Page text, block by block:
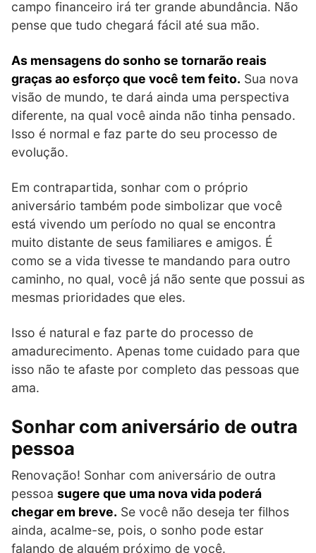
campo financeiro irá ter grande abundância. Não
pense que tudo chegará fácil até sua mão.
As mensagens do sonho se tornarão reais
graças ao esforço que você tem feito. Sua nova
visão de mundo, te dará ainda uma perspectiva
diferente, na qual você ainda não tinha pensado.
Isso é normal e faz parte do seu processo de
evolução.
Em contrapartida, sonhar com o próprio
aniversário também pode simbolizar que você
está vivendo um período no qual se encontra
muito distante de seus familiares e amigos. É
como se a vida tivesse te mandando para outro
caminho, no qual, você já não sente que possui as
mesmas prioridades que eles.
Isso é natural e faz parte do processo de
amadurecimento. Apenas tome cuidado para que
isso não te afaste por completo das pessoas que
ama.
Sonhar com aniversário de outra
pessoa
Renovação! Sonhar com aniversário de outra
pessoa sugere que uma nova vida poderá
chegar em breve. Se você não deseja ter filhos
ainda, acalme-se, pois, o sonho pode estar
falando de alguém próximo de você.